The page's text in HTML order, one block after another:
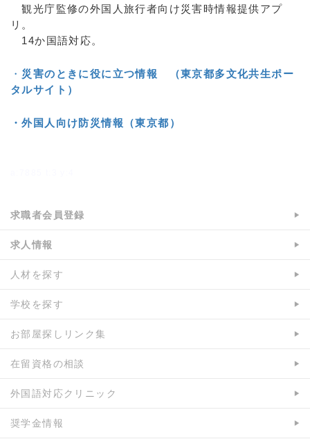
観光庁監修の外国人旅行者向け災害時情報提供アプ
リ。
14か国語対応。
・ 災害のときに役に立つ情報 （東京都多文化共生ポー
タルサイト）
・外国人向け防災情報（東京都）
求職者会員登録
求人情報
人材を探す
学校を探す
お部屋探しリンク集
在留資格の相談
外国語対応クリニック
奨学金情報